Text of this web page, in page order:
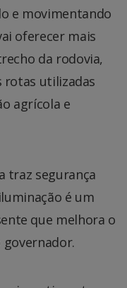
e movimentando
oferecer mais
da rodovia,
rotas utilizadas
agrícola e
traz segurança
é um
que melhora o
governador.